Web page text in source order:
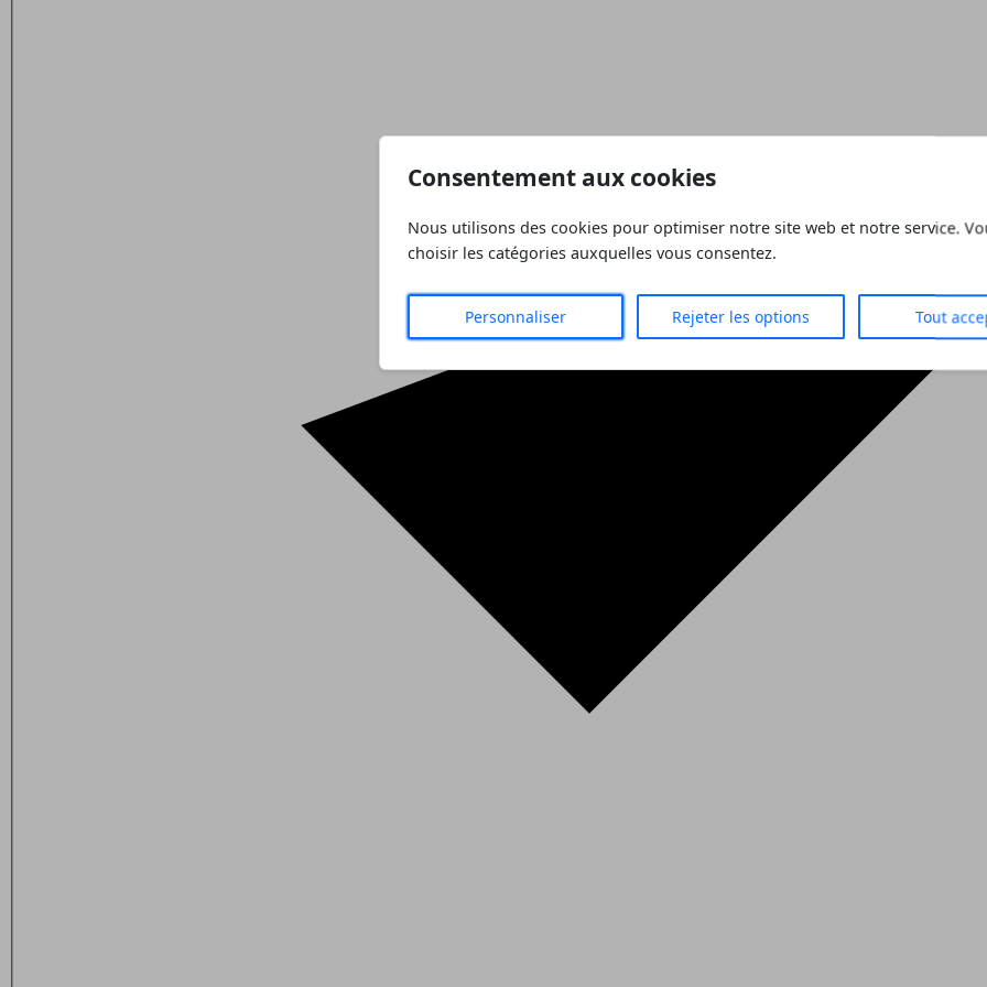
Consentement aux cookies
Nous utilisons des cookies pour optimiser notre site web et notre service.
choisir les catégories auxquelles vous consentez.
Personnaliser Rejeter les options Tout